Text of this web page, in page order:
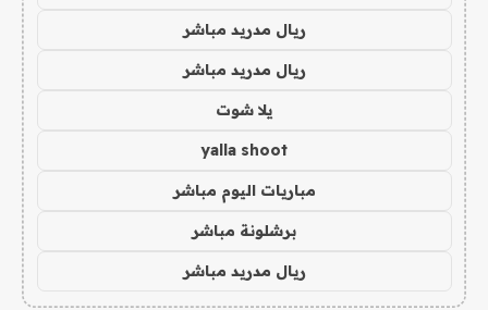
ريال مدريد مباشر
ريال مدريد مباشر
يلا شوت
yalla shoot
مباريات اليوم مباشر
برشلونة مباشر
ريال مدريد مباشر